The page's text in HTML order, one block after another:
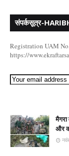
संपर्कसूत्र-
Registration UAM
https://
और